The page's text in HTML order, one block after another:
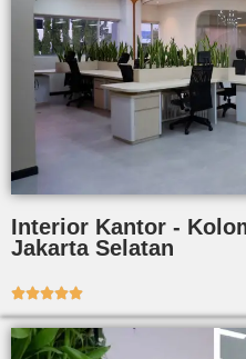
Interior Kantor -
Jakarta Selatan
